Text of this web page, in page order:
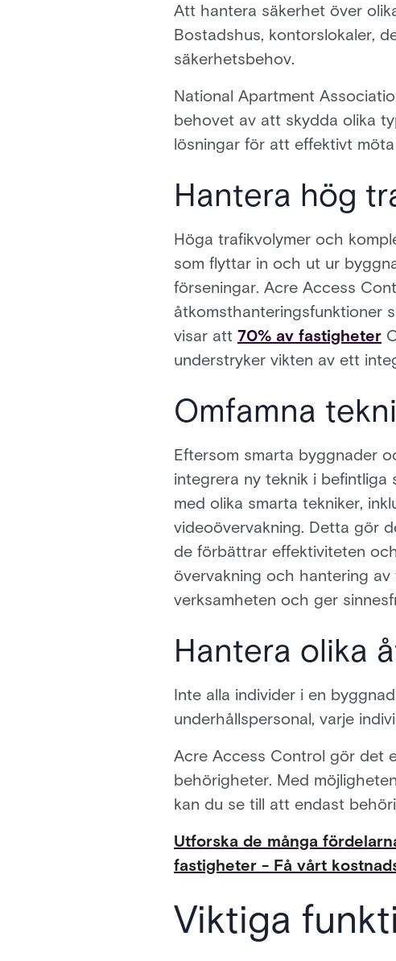
Att hantera säkerhet över
Bostadshus, kontorslokaler,
säkerhetsbehov.
National Apartment
behovet av att skydda olika
lösningar för att effektivt
Hantera hög
Höga trafikvolymer och
som flyttar in och ut ur
förseningar. Acre Access
åtkomsthanteringsfunktioner
visar att 70% av fastigheter
understryker vikten av ett
Omfamna
Eftersom smarta byggnader
integrera ny teknik i
med olika smarta tekniker,
videoövervakning. Detta gör
de förbättrar effektiviteten
övervakning och hantering
verksamheten och ger
Hantera olika
Inte alla individer i en
underhållspersonal, varje
Acre Access Control gör det
behörigheter. Med
kan du se till att endast
Utforska de många
fastigheter - Få vårt
Viktiga